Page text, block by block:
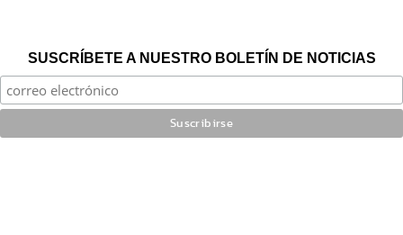
SUSCRÍBETE A NUESTRO BOLETÍN DE NOTICIAS